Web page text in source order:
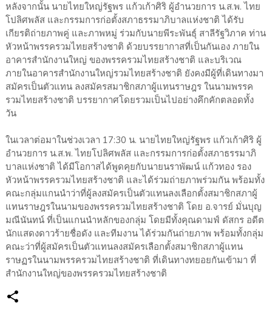
หลังจากนั้น นายไทยใหญ่รัฐพร แก้วเก้าศิริ ผู้อำนวยการ น.ส.พ. ไทย
โปลิศพลัส และกรรมการก่อตั้งสภาธรรมาภิบาลแห่งชาติ ได้รับ
เกียรติถ่ายภาพคู่ และภาพหมู่ ร่วมกับนายพีระพันธุ์ สาลีรัฐวิภาค ท่าน
หัวหน้าพรรครวมไทยสร้างชาติ ด้วยบรรยากาสที่เป็นกันเอง ภายใน
อาคารสำนักงานใหญ่ ของพรรครวมไทยสร้างชาติ และบริเวณ
ภายในอาคารสำนักงานใหญ่รวมไทยสร้างชาติ ยังคงมีผู้ที่เดินทางมา
สมัครเป็นตัวแทน ลงสมัครสมาชิกสภาผู้แทนราษฎร ในนามพรรค
รวมไทยสร้างชาติ บรรยากาศโดยรวมเป็นไปอย่างคึกคักตลอดทั้ง
วัน
ในเวลาต่อมาในช่วงเวลา 17:30 น. นายไทยใหญ่รัฐพร แก้วเก้าศิริ ผู้
อำนวยการ น.ส.พ. ไทยโปลิศพลัส และกรรมการก่อตั้งสภาธรรมาภิ
บาลแห่งชาติ ได้มีโอกาสได้พูดคุยกับนายนราพัฒน์ แก้วทอง รอง
หัวหน้าพรรครวมไทยสร้างชาติ และได้ร่วมถ่ายภาพร่วมกัน พร้อมทั้ง
คณะกลุ่มแกนนำว่าที่ผู้ลงสมัครเป็นตัวแทนลงเลือกตั้งสมาชิกสภาผู้
แทนราษฎรในนามของพรรครวมไทยสร้างชาติ โดย อ.จารย์ มั่นบุญ
มณีนันทน์ ที่เป็นแกนนำหลักของกลุ่ม โดยมีทั้งคุณดามฟ์ ดัสกร อดีต
นักแสดงดาวร้ายชื่อดัง และทีมงาน ได้ร่วมกันถ่ายภาพ พร้อมทั้งกลุ่ม
คณะว่าที่ผู้สมัครเป็นตัวแทนลงสมัครเลือกตั้งสมาชิกสภาผู้แทน
ราษฏรในนามพรรครวมไทยสร้างชาติ ที่เดินทางทยอยกันเข้ามา ที่
สำนักงานใหญ่ของพรรครวมไทยสร้างชาติ